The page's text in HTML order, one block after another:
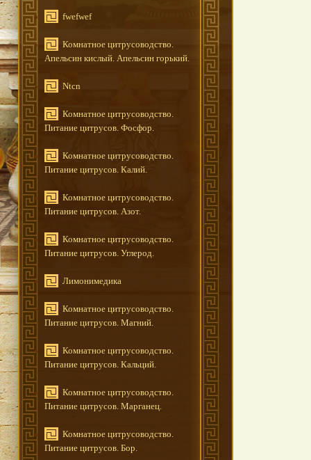
fwefwef
Комнатное цитрусоводство.
Апельсин кислый. Апельсин горький.
Ntcn
Комнатное цитрусоводство.
Питание цитрусов. Фосфор.
Комнатное цитрусоводство.
Питание цитрусов. Калий.
Комнатное цитрусоводство.
Питание цитрусов. Азот.
Комнатное цитрусоводство.
Питание цитрусов. Углерод.
Лимонимедика
Комнатное цитрусоводство.
Питание цитрусов. Магний.
Комнатное цитрусоводство.
Питание цитрусов. Кальций.
Комнатное цитрусоводство.
Питание цитрусов. Марганец.
Комнатное цитрусоводство.
Питание цитрусов. Бор.